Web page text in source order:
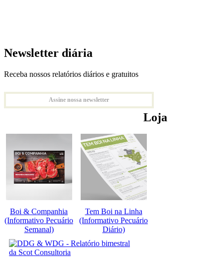
Newsletter diária
Receba nossos relatórios diários e gratuitos
Assine nossa newsletter
Loja
Boi & Companhia
(Informativo Pecuário
Semanal)
Tem Boi na Linha
(Informativo Pecuário
Diário)